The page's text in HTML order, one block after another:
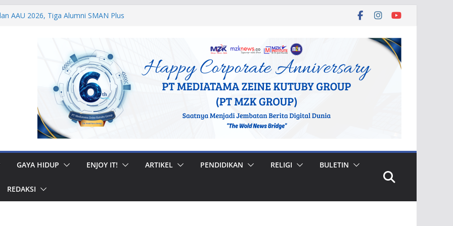
AAU 2026, Tiga Alumni SMAN Plus
Akpol Dampingi Siswa Sekolah
Bhakti 2026
Prajurit, Kodaeral V Hadiri Syukuran
Surabaya
Personel Lanud Sulaiman
Peserta World Boomerang Championship
GAYA HIDUP ENJOY IT! ARTIKEL PENDIDIKAN RELIGI BULETIN
REDAKSI